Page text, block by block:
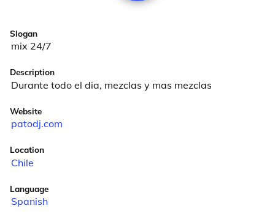
Slogan
mix 24/7
Description
Durante todo el dia, mezclas y mas mezclas
Website
patodj.com
Location
Chile
Language
Spanish